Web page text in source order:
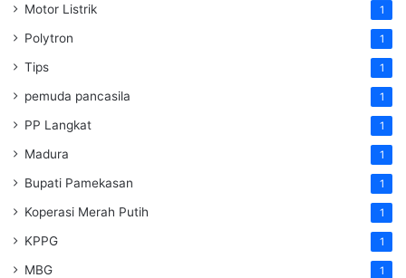
Motor Listrik 1
Polytron 1
Tips 1
pemuda pancasila 1
PP Langkat 1
Madura 1
Bupati Pamekasan 1
Koperasi Merah Putih 1
KPPG 1
MBG 1